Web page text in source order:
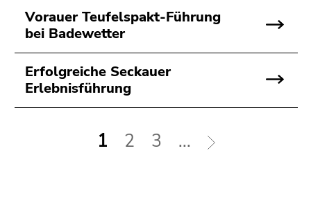
Vorauer Teufelspakt-Führung
bei Badewetter
Erfolgreiche Seckauer
Erlebnisführung
1 2 3 ...